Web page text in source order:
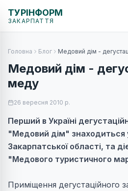
ТУРІНФОРМ
ЗАКАРПАТТЯ
Головна Блог Медовий дім -
Медовий дім -
меду
26 вересня 2010 р.
Перший в Україні
"Медовий дім" знаходиться
Закарпатської області, та
"Медового туристичного
Приміщення дегустаційного